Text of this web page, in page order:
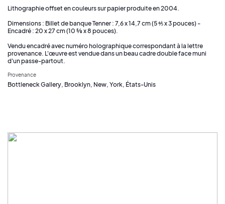
Lithographie offset en couleurs sur papier produite en 2004.
Dimensions : Billet de banque Tenner : 7,6 x 14,7 cm (5 ⅘ x 3 pouces) -
Encadré : 20 x 27 cm (10 ⅝ x 8 pouces).
Vendu encadré avec numéro holographique correspondant à la lettre
provenance. L'œuvre est vendue dans un beau cadre double face muni
d'un passe-partout.
Provenance
Bottleneck Gallery, Brooklyn, New, York, États-Unis